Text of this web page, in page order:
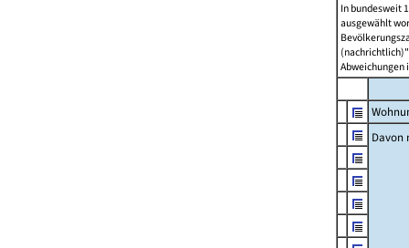
In bundesweit
ausgewählt
Abweichungen
Davon